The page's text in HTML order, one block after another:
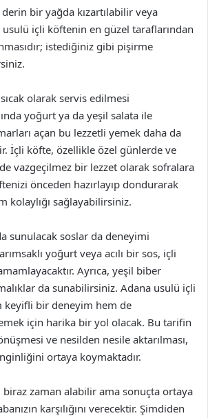
bir yağda kızartılabilir veya
içli köftenin en güzel taraflarından
istediğiniz gibi pişirme
olarak servis edilmesi
yoğurt ya da yeşil salata ile
açan bu lezzetli yemek daha da
İçli köfte, özellikle özel günlerde ve
vazgeçilmez bir lezzet olarak sofralara
önceden hazırlayıp dondurarak
kolaylığı sağlayabilirsiniz.
sunulacak soslar da deneyimi
yoğurt veya acılı bir sos, içli
Ayrıca, yeşil biber
da sunabilirsiniz. Adana usulü içli
keyifli bir deneyim hem de
için harika bir yol olacak. Bu tarifin
ve nesilden nesile aktarılması,
ortaya koymaktadır.
biraz zaman alabilir ama sonuçta ortaya
karşılığını verecektir. Şimdiden